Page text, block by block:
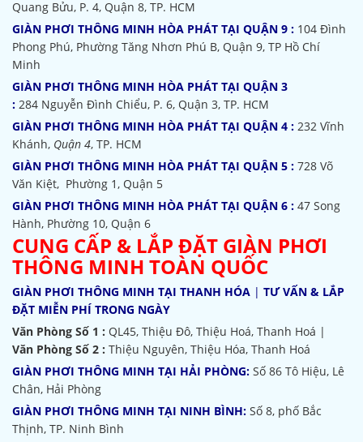
Quang Bửu, P. 4, Quận 8, TP. HCM
GIÀN PHƠI THÔNG MINH HÒA PHÁT TẠI QUẬN 9 : 104 Đình
Phong Phú, Phường Tăng Nhơn Phú B, Quận 9, TP Hồ Chí
Minh
GIÀN PHƠI THÔNG MINH HÒA PHÁT TẠI QUẬN 3
: 284 Nguyễn Đình Chiểu, P. 6, Quận 3, TP. HCM
GIÀN PHƠI THÔNG MINH HÒA PHÁT TẠI QUẬN 4 : 232 Vĩnh
Khánh, Quận 4, TP. HCM
GIÀN PHƠI THÔNG MINH HÒA PHÁT TẠI QUẬN 5 : 728 Võ
Văn Kiệt, Phường 1, Quận 5
GIÀN PHƠI THÔNG MINH HÒA PHÁT TẠI QUẬN 6 : 47 Song
Hành, Phường 10, Quận 6
CUNG CẤP & LẮP ĐẶT GIÀN PHƠI
THÔNG MINH TOÀN QUỐC
GIÀN PHƠI THÔNG MINH TẠI THANH HÓA | TƯ VẤN & LẮP
ĐẶT MIỄN PHÍ TRONG NGÀY
Văn Phòng Số 1 : QL45, Thiệu Đô, Thiệu Hoá, Thanh Hoá |
Văn Phòng Số 2 : Thiệu Nguyên, Thiệu Hóa, Thanh Hoá
GIÀN PHƠI THÔNG MINH TẠI HẢI PHÒNG: Số 86 Tô Hiệu, Lê
Chân, Hải Phòng
GIÀN PHƠI THÔNG MINH TẠI NINH BÌNH: Số 8, phố Bắc
Thịnh, TP. Ninh Bình